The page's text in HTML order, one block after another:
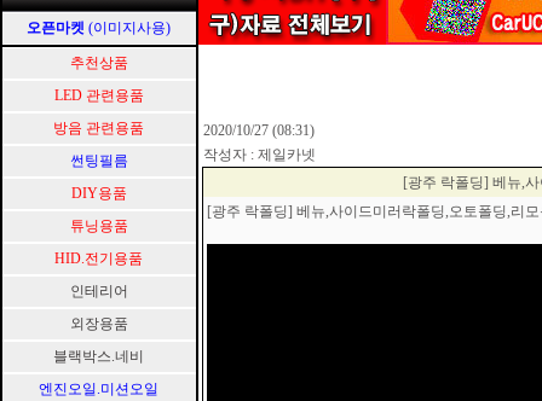
오픈마켓 (이미지사용)
추천상품
LED 관련용품
방음 관련용품
썬팅필름
DIY용품
튜닝용품
HID.전기용품
인테리어
외장용품
블랙박스.네비
엔진오일.미션오일
2020/10/27 (08:31)
작성자 : 제일카넷
[광주 락폴딩] 베뉴,
[광주 락폴딩] 베뉴,사이드미러락폴딩,오토폴딩,리